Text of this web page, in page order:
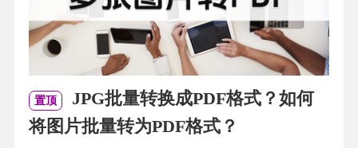
置顶
JPG批量转换成PDF格式？如何
将图片批量转为PDF格式？